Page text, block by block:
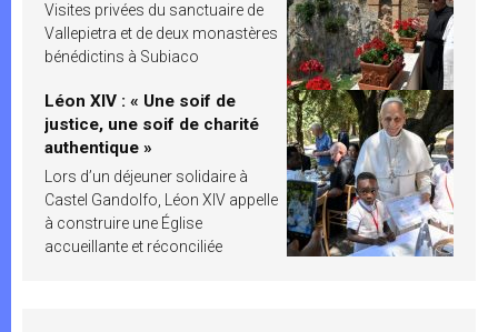
Visites privées du sanctuaire de
Vallepietra et de deux monastères
bénédictins à Subiaco
Léon XIV : « Une soif de
justice, une soif de charité
authentique »
Lors d’un déjeuner solidaire à
Castel Gandolfo, Léon XIV appelle
à construire une Église
accueillante et réconciliée